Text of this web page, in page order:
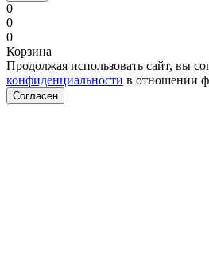
0
0
0
Корзина
Продолжая использовать сайт, вы
конфиденциальности в отношении
Согласен